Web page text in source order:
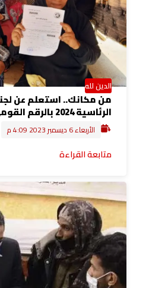
الدين لله
من مكانك.. استعلم عن
الرئاسية 2024 بالرقم القومي
الأربعاء 6 ديسمبر 2023 4:09 م
متابعة القراءة